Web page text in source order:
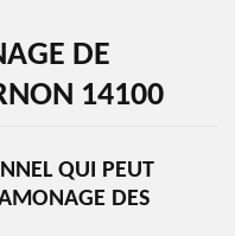
DE
14100
QUI PEUT
DES